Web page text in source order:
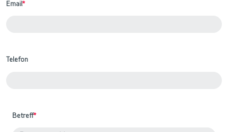
Email*
Telefon
Betreff*